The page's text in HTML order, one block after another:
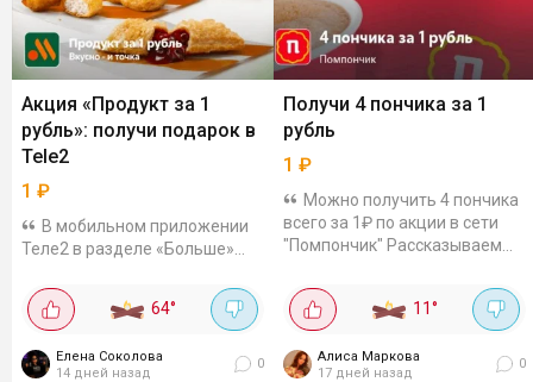
Акция «Продукт за 1
рубль»: получи подарок в
Tele2
1 ₽
В мобильном приложении
Теле2 в разделе «Больше»
позволяет получить один из
популярных продуктов всего
необходимо...
64°
Елена Соколова
14 дней назад
0
Получи 4 пончика за 1
рубль
1 ₽
Можно получить 4 пончика
всего за 1₽ по акции в сети
"Помпончик" Рассказываем
в раздел «Больше» - «Еда»
(Купон можно получить в...
11°
Алиса Маркова
17 дней назад
0